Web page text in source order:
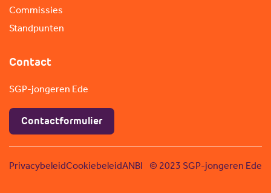
Commissies
Standpunten
Contact
SGP-jongeren Ede
Contactformulier
PrivacybeleidCookiebeleidANBI © 2023 SGP-jongeren Ede